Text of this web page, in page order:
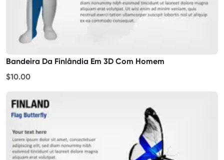
Bandeira Da Finlândia Em 3D Com Homem
$10.00